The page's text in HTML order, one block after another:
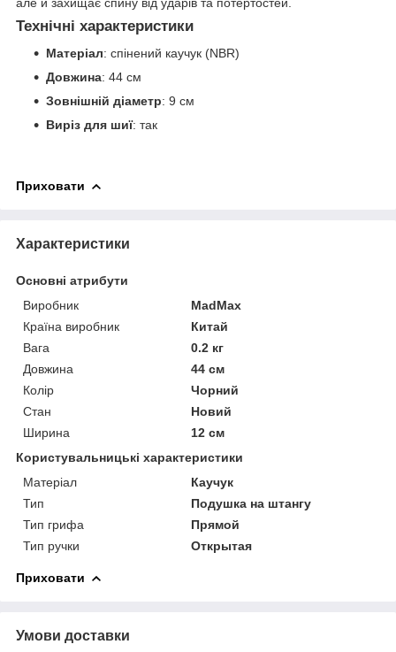
Технічні характеристики
Матеріал: спінений каучук (NBR)
Довжина: 44 см
Зовнішній діаметр: 9 см
Виріз для шиї: так
Приховати
Характеристики
Основні атрибути
Виробник
MadMax
Країна виробник
Китай
Вага
0.2 кг
Довжина
44 см
Колір
Чорний
Стан
Новий
Ширина
12 см
Користувальницькі характеристики
Матеріал
Каучук
Тип
Подушка на штангу
Тип грифа
Прямой
Тип ручки
Открытая
Приховати
Умови доставки